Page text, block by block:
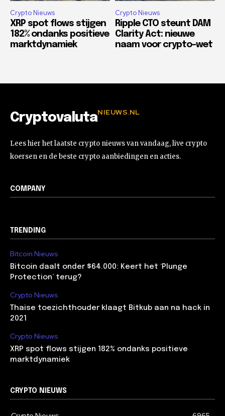
Crypto Nieuws
XRP spot flows stijgen
182% ondanks positieve
marktdynamiek
Crypto Nieuws
Ripple CTO steunt DAM
Clarity Act: nieuwe
naam voor crypto-wet
CryptovalutaNIEUWS.NL
Lees hier het laatste crypto nieuws van vandaag, live crypto
koersen en de beste crypto aanbiedingen en acties.
COMPANY
TRENDING
Bitcoin Nieuws
Bitcoin daalt onder $64.000: Keert het ‘Plunge
Protection’ terug?
Crypto Nieuws
Thaise toezichthouder klaagt Bitkub aan na hack in
2021
Crypto Nieuws
XRP spot flows stijgen 182% ondanks positieve
marktdynamiek
CRYPTO NIEUWS